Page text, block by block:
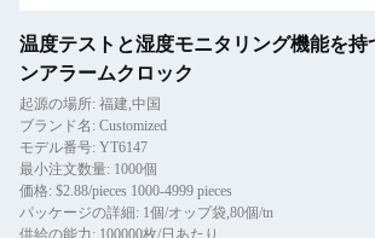
温度テストと湿度モニタリング機能を
ンアラームクロック
起源の場所: 福建,中国
ブランド名: Customized
モデル番号: YT6147
最小注文数量: 1000個
価格: $2.88/pieces 1000-4999 pieces
パッケージの詳細: 1個/オップ袋,80個/tn
供給の能力: 100000枚/日あたり